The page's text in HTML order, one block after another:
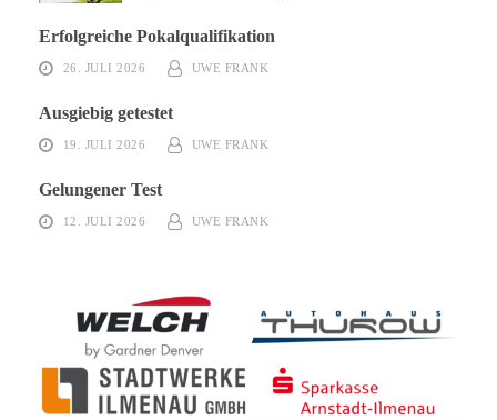
Erfolgreiche Pokalqualifikation
26. JULI 2026 UWE FRANK
Ausgiebig getestet
19. JULI 2026 UWE FRANK
Gelungener Test
12. JULI 2026 UWE FRANK